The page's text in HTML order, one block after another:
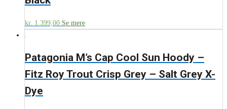
kr. 1.399,00 Se mere
Patagonia M’s Cap Cool Sun Hoody –
Fitz Roy Trout Crisp Grey – Salt Grey X-
Dye